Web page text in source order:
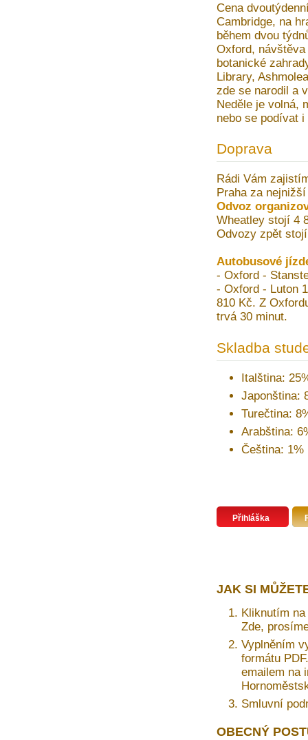
Cena
Cambridge, na
během dvou
Oxford, návštěva
botanické
Library,
zde se narodil a
Neděle je volná,
nebo se podívat
Doprava
Rádi Vám
Praha za
Odvoz
Wheatley stojí 4
Odvozy zpět
Autobusové
- Oxford -
- Oxford - Luton
810 Kč. Z
trvá 30 minut.
Skladba
Italština:
Japonština:
Turečtina:
Arabština:
Čeština: 1%
Přihláška
JAK SI
Kliknutím
Zde,
Vyplněním
formátu
emailem na
Smluvní
OBECNÝ